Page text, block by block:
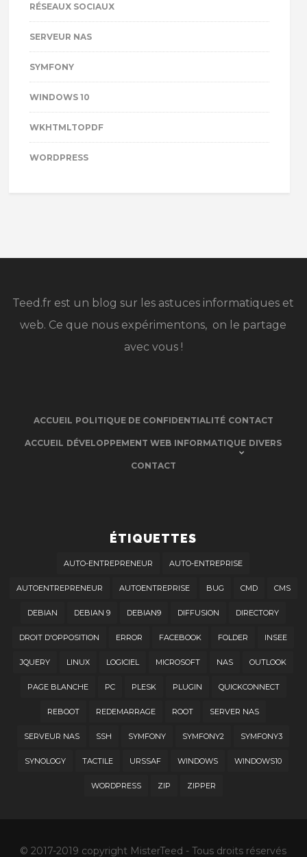
RÉSEAUX SOCIAUX
SERVEUR NAS
SYMFONY
WINDOWS 10
WKHTMLTOPDF
WORDPRESS
Teed.fr est un blog sur les astuces informatiques et
web. Ce que nous expérimentons, on le partage
avec vous !
ACCUEIL POLITIQUE DE CONFIDENTIALITÉ CONTACT
ACCUEIL DÉVELOPPEMENT WEB INFORMATIQUE DIVERS
CONTACT
ÉTIQUETTES
AUTO-ENTREPRENEUR AUTO-ENTREPRISE
AUTOENTREPRENEUR AUTOENTREPRISE BUG CMD CMS
DEBIAN DEBIAN 9 DEBIAN9 DIFFUSION DIRECTORY
DROIT D'OPPOSITION ERROR FACEBOOK FOLDER INSEE
JQUERY LINUX LOGICIEL MICROSOFT NAS OUTLOOK
PAGE BLANCHE PC PLESK PLUGIN QUICKCONNECT
REBOOT REDEMARRAGE ROOT SERVER NAS
SERVEUR NAS SSH SYMFONY SYMFONY2 SYMFONY3
SYNOLOGY TACTILE URSSAF WINDOWS WINDOWS10
WORDPRESS ZIP ZIPPER
© 2017-2019 copyright MisterTeed - Tous droits réservés